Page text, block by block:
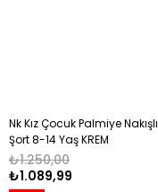
Nk Kız Çocuk Palmiye Nakışlı
Şort 8-14 Yaş KREM
₺1.089,99
₺1.250,00